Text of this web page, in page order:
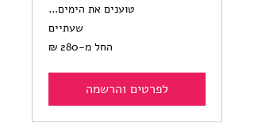
טוענים את הימים...
שעתיים
החל מ-‏280 ‏₪
לפרטים והרשמה